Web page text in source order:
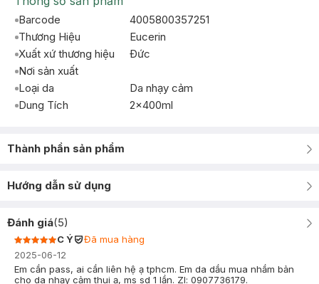
Barcode
4005800357251
Thương Hiệu
Eucerin
Xuất xứ thương hiệu
Ðức
Nơi sản xuất
Loại da
Da nhạy cảm
Dung Tích
2x400ml
Thành phần sản phẩm
Hướng dẫn sử dụng
Đánh giá(5)
C Ý
Đã mua hàng
2025-06-12
Em cần pass, ai cần liên hệ ạ tphcm. Em da dầu mua nhầm bản
cho da nhạy cảm thui ạ, ms sd 1 lần. Zl: 0907736179.